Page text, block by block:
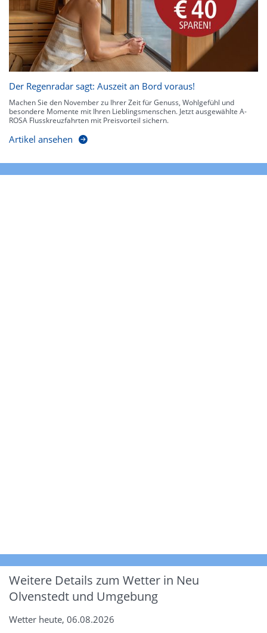
Der Regenradar sagt: Auszeit an Bord voraus!
Machen Sie den November zu Ihrer Zeit für Genuss, Wohlgefühl und
besondere Momente mit Ihren Lieblingsmenschen. Jetzt ausgewählte A-
ROSA Flusskreuzfahrten mit Preisvorteil sichern.
Artikel ansehen
Weitere Details zum Wetter in Neu
Olvenstedt und Umgebung
Wetter heute, 06.08.2026